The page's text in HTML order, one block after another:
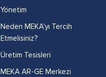
Yönetim
Neden MEKA'yı Tercih
Etmelisiniz?
Üretim Tesisleri
MEKA AR-GE Merkezi